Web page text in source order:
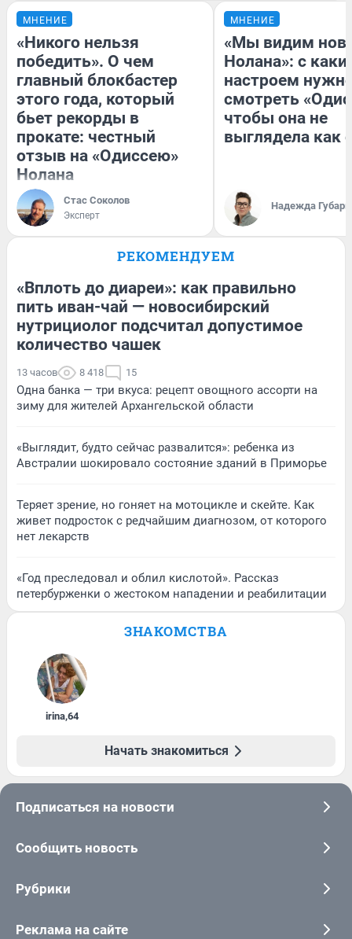
МНЕНИЕ
«Никого нельзя
победить». О чем
главный блокбастер
этого года, который
бьет рекорды в
прокате: честный
отзыв на «Одиссею»
Нолана
Стас Соколов
Эксперт
МНЕНИЕ
«Мы видим
Нолана»: с
настроем
смотреть
чтобы она не
выглядела как
Надежда Губарь
РЕКОМЕНДУЕМ
«Вплоть до диареи»: как правильно
пить иван-чай — новосибирский
нутрициолог подсчитал допустимое
количество чашек
13 часов 8 418 15
Одна банка — три вкуса: рецепт овощного ассорти на
зиму для жителей Архангельской области
«Выглядит, будто сейчас развалится»: ребенка из
Австралии шокировало состояние зданий в Приморье
Теряет зрение, но гоняет на мотоцикле и скейте. Как
живет подросток с редчайшим диагнозом, от которого
нет лекарств
«Год преследовал и облил кислотой». Рассказ
петербурженки о жестоком нападении и реабилитации
ЗНАКОМСТВА
irina,64
Начать знакомиться
Подписаться на новости
Сообщить новость
Рубрики
Реклама на сайте